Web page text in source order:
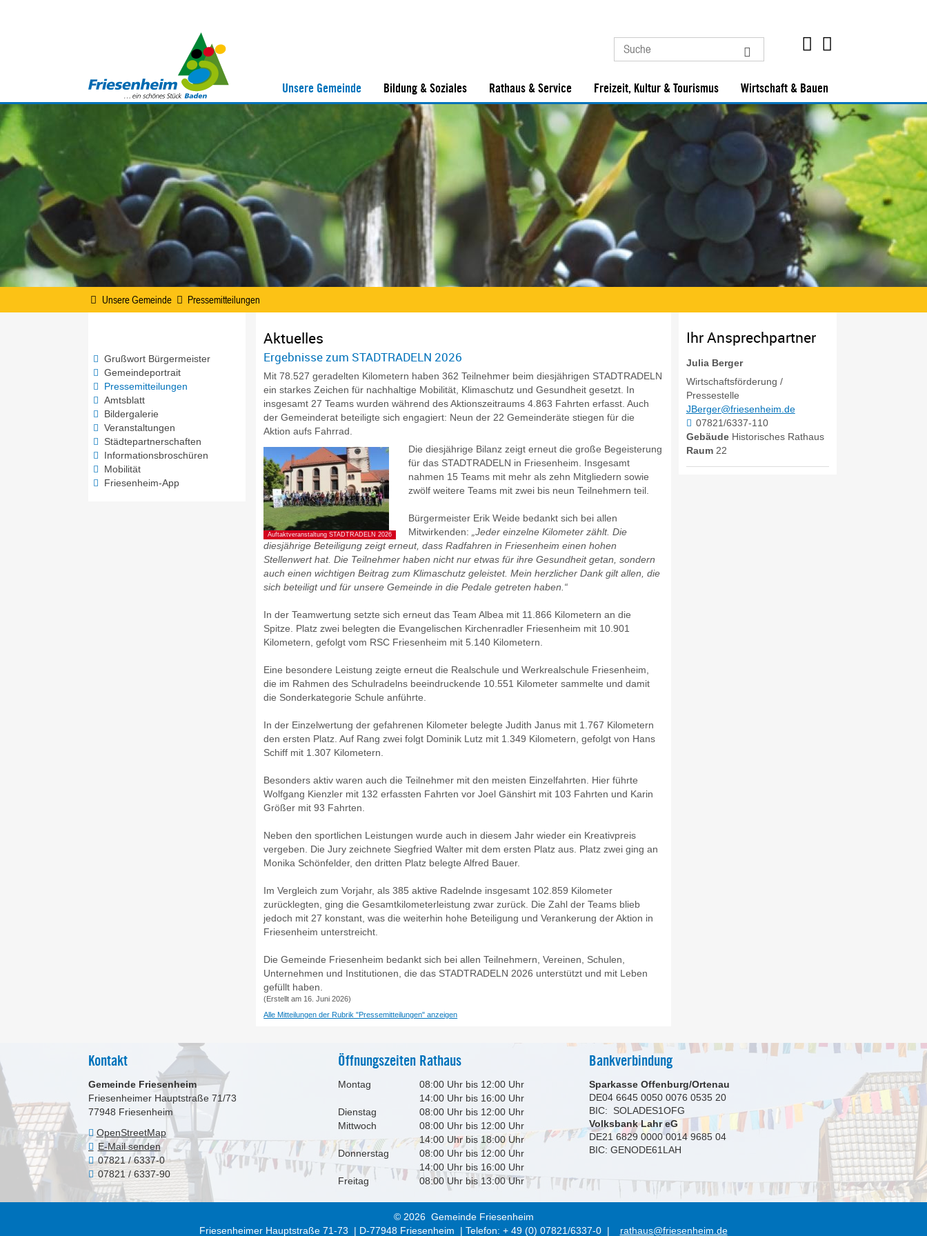
Unsere Gemeinde Bildung & Soziales Rathaus & Service Freizeit, Kultur & Tourismus Wirtschaft & Bauen
Unsere Gemeinde Pressemitteilungen
Grußwort Bürgermeister
Gemeindeportrait
Pressemitteilungen
Amtsblatt
Bildergalerie
Veranstaltungen
Städtepartnerschaften
Informationsbroschüren
Mobilität
Friesenheim-App
Ergebnisse zum STADTRADELN 2026
Mit 78.527 geradelten Kilometern haben 362 Teilnehmer beim diesjährigen STADTRADELN
ein starkes Zeichen für nachhaltige Mobilität, Klimaschutz und Gesundheit gesetzt. In
insgesamt 27 Teams wurden während des Aktionszeitraums 4.863 Fahrten erfasst. Auch
der Gemeinderat beteiligte sich engagiert: Neun der 22 Gemeinderäte stiegen für die
Aktion aufs Fahrrad.
Auftaktveranstaltung STADTRADELN 2026
Die diesjährige Bilanz zeigt erneut die große Begeisterung
für das STADTRADELN in Friesenheim. Insgesamt
nahmen 15 Teams mit mehr als zehn Mitgliedern sowie
zwölf weitere Teams mit zwei bis neun Teilnehmern teil.
Bürgermeister Erik Weide bedankt sich bei allen
Mitwirkenden: „Jeder einzelne Kilometer zählt. Die
diesjährige Beteiligung zeigt erneut, dass Radfahren in Friesenheim einen hohen
Stellenwert hat. Die Teilnehmer haben nicht nur etwas für ihre Gesundheit getan, sondern
auch einen wichtigen Beitrag zum Klimaschutz geleistet. Mein herzlicher Dank gilt allen, die
sich beteiligt und für unsere Gemeinde in die Pedale getreten haben.“
In der Teamwertung setzte sich erneut das Team Albea mit 11.866 Kilometern an die
Spitze. Platz zwei belegten die Evangelischen Kirchenradler Friesenheim mit 10.901
Kilometern, gefolgt vom RSC Friesenheim mit 5.140 Kilometern.
Eine besondere Leistung zeigte erneut die Realschule und Werkrealschule Friesenheim,
die im Rahmen des Schulradelns beeindruckende 10.551 Kilometer sammelte und damit
die Sonderkategorie Schule anführte.
In der Einzelwertung der gefahrenen Kilometer belegte Judith Janus mit 1.767 Kilometern
den ersten Platz. Auf Rang zwei folgt Dominik Lutz mit 1.349 Kilometern, gefolgt von Hans
Schiff mit 1.307 Kilometern.
Besonders aktiv waren auch die Teilnehmer mit den meisten Einzelfahrten. Hier führte
Wolfgang Kienzler mit 132 erfassten Fahrten vor Joel Gänshirt mit 103 Fahrten und Karin
Größer mit 93 Fahrten.
Neben den sportlichen Leistungen wurde auch in diesem Jahr wieder ein Kreativpreis
vergeben. Die Jury zeichnete Siegfried Walter mit dem ersten Platz aus. Platz zwei ging an
Monika Schönfelder, den dritten Platz belegte Alfred Bauer.
Im Vergleich zum Vorjahr, als 385 aktive Radelnde insgesamt 102.859 Kilometer
zurücklegten, ging die Gesamtkilometerleistung zwar zurück. Die Zahl der Teams blieb
jedoch mit 27 konstant, was die weiterhin hohe Beteiligung und Verankerung der Aktion in
Friesenheim unterstreicht.
Die Gemeinde Friesenheim bedankt sich bei allen Teilnehmern, Vereinen, Schulen,
Unternehmen und Institutionen, die das STADTRADELN 2026 unterstützt und mit Leben
gefüllt haben.
(Erstellt am 16. Juni 2026)
Alle Mitteilungen der Rubrik "Pressemitteilungen" anzeigen
Ihr Ansprechpartner
Julia Berger
Wirtschaftsförderung /
Pressestelle
JBerger@friesenheim.de
07821/6337-110
Gebäude Historisches Rathaus
Raum 22
Kontakt
Gemeinde Friesenheim
Friesenheimer Hauptstraße 71/73
77948 Friesenheim
OpenStreetMap
E-Mail senden
07821 / 6337-0
07821 / 6337-90
Öffnungszeiten Rathaus
Montag
08:00 Uhr bis 12:00 Uhr
14:00 Uhr bis 16:00 Uhr
Dienstag
08:00 Uhr bis 12:00 Uhr
Mittwoch
08:00 Uhr bis 12:00 Uhr
14:00 Uhr bis 18:00 Uhr
Donnerstag
08:00 Uhr bis 12:00 Uhr
14:00 Uhr bis 16:00 Uhr
Freitag
08:00 Uhr bis 13:00 Uhr
Bankverbindung
Sparkasse Offenburg/Ortenau
DE04 6645 0050 0076 0535 20
BIC: SOLADES1OFG
Volksbank Lahr eG
DE21 6829 0000 0014 9685 04
BIC: GENODE61LAH
© 2026 Gemeinde Friesenheim
Friesenheimer Hauptstraße 71-73 | D-77948 Friesenheim | Telefon: + 49 (0) 07821/6337-0 |
rathaus@friesenheim.de